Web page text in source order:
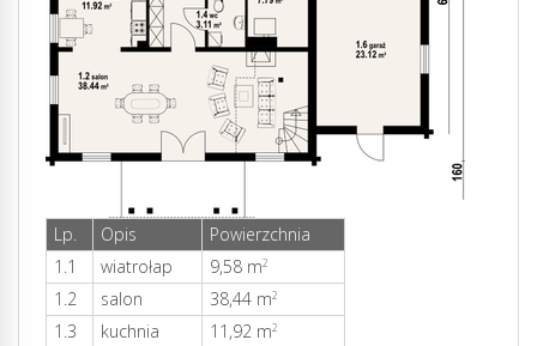
Lp. Opis
Powierzchnia
1.1
wiatrołap 9,58 m2
1.2 salon 38,44 m2
1.3 kuchnia 11,92 m2